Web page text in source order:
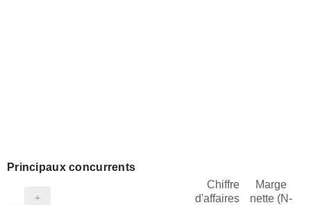
Principaux concurrents
Chiffre
d'affaires
Marge
nette (N-